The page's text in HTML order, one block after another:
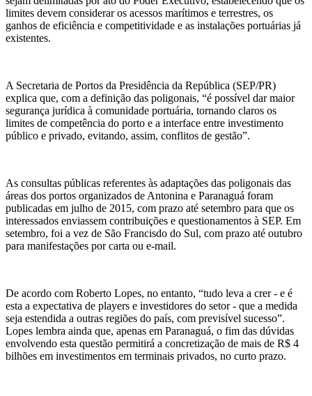
limites devem considerar os acessos marítimos e terrestres, os
ganhos de eficiência e competitividade e as instalações portuárias já
existentes.
A Secretaria de Portos da Presidência da República (SEP/PR)
explica que, com a definição das poligonais, “é possível dar maior
segurança jurídica à comunidade portuária, tornando claros os
limites de competência do porto e a interface entre investimento
público e privado, evitando, assim, conflitos de gestão”.
As consultas públicas referentes às adaptações das poligonais das
áreas dos portos organizados de Antonina e Paranaguá foram
publicadas em julho de 2015, com prazo até setembro para que os
interessados enviassem contribuições e questionamentos à SEP. Em
setembro, foi a vez de São Francisdo do Sul, com prazo até outubro
para manifestações por carta ou e-mail.
De acordo com Roberto Lopes, no entanto, “tudo leva a crer - e é
esta a expectativa de players e investidores do setor - que a medida
seja estendida a outras regiões do país, com previsível sucesso”.
Lopes lembra ainda que, apenas em Paranaguá, o fim das dúvidas
envolvendo esta questão permitirá a concretização de mais de R$ 4
bilhões em investimentos em terminais privados, no curto prazo.